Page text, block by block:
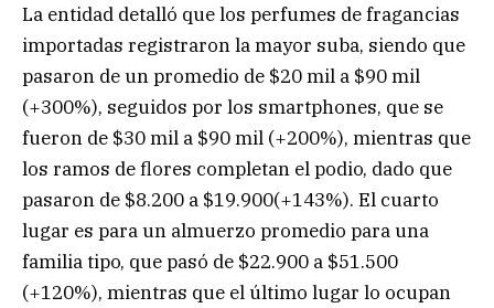
La entidad detalló que los perfumes de fragancias
importadas registraron la mayor suba, siendo que
pasaron de un promedio de $20 mil a $90 mil
(+300%), seguidos por los smartphones, que se
fueron de $30 mil a $90 mil (+200%), mientras que
los ramos de flores completan el podio, dado que
pasaron de $8.200 a $19.900(+143%). El cuarto
lugar es para un almuerzo promedio para una
familia tipo, que pasó de $22.900 a $51.500
(+120%), mientras que el último lugar lo ocupan